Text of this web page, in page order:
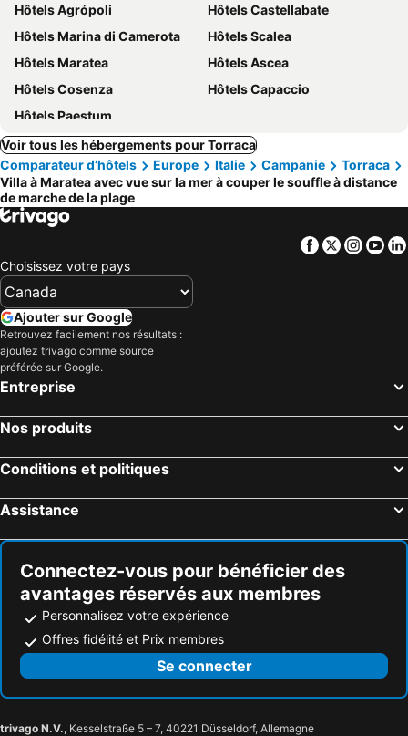
Hôtels Agrópoli
Hôtels Castellabate
Hôtels Marina di Camerota
Hôtels Scalea
Hôtels Maratea
Hôtels Ascea
Hôtels Cosenza
Hôtels Capaccio
Hôtels Paestum
Voir tous les hébergements pour Torraca
Comparateur d’hôtels
Europe Italie Campanie
Torraca
Villa à Maratea avec vue sur la mer à couper le souffle à distance
de marche de la plage
Facebook
Twitter
Choisissez votre pays
Ajouter sur Google
Retrouvez facilement nos résultats :
ajoutez trivago comme source
préférée sur Google.
Entreprise
Nos produits
Conditions et politiques
Assistance
Connectez-vous pour bénéficier des
avantages réservés aux membres
Personnalisez votre expérience
Offres fidélité et Prix membres
Se connecter
trivago N.V., Kesselstraße 5 – 7, 40221 Düsseldorf, Allemagne